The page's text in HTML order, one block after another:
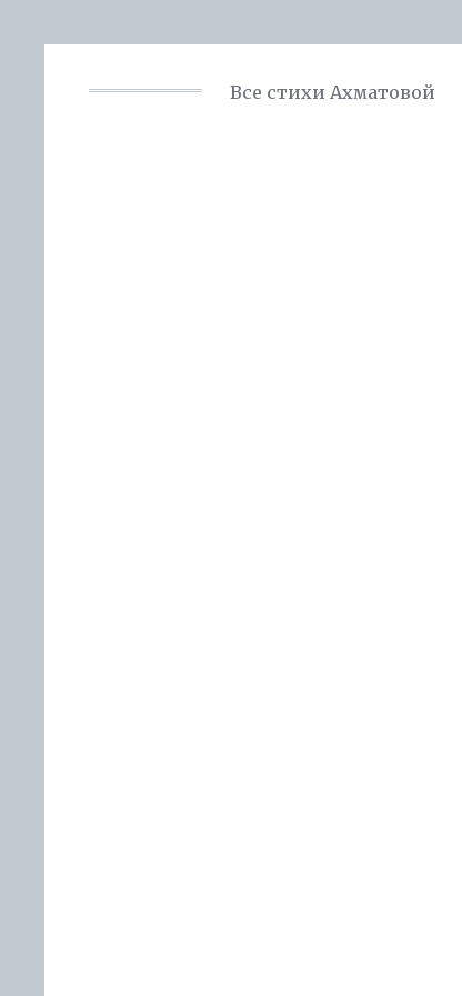
Все стихи Ахматовой